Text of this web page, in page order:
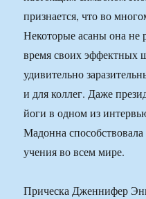
признается, что во
Некоторые асаны она не
время своих эффектных
удивительно
и для коллег. Даже
йоги в одном из
Мадонна
учения во всем мире.
Прическа Дженнифер